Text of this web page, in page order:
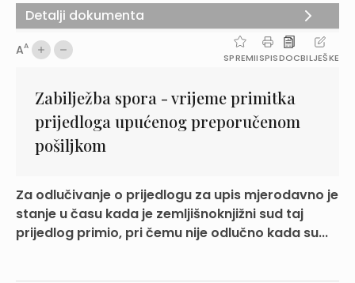
AA
SPREMIISPISDOCBILJEŠKE
Zabilježba spora - vrijeme primitka
prijedloga upućenog preporučenom
pošiljkom
Za odlučivanje o prijedlogu za upis mjerodavno je
stanje u času kada je zemljišnoknjižni sud taj
prijedlog primio, pri čemu nije odlučno kada su...
Detalji dokumenta